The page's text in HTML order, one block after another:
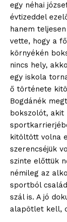
egy néhai
évtizeddel
hanem
vette, hogy a
környékén
nincs hely,
egy iskola
ő története
Bogdánék
bokszolót, akit
kitöltött volna
szerencséjük
szinte előttük
némileg az
sportból
szál is. A jó
alapötlet kell,